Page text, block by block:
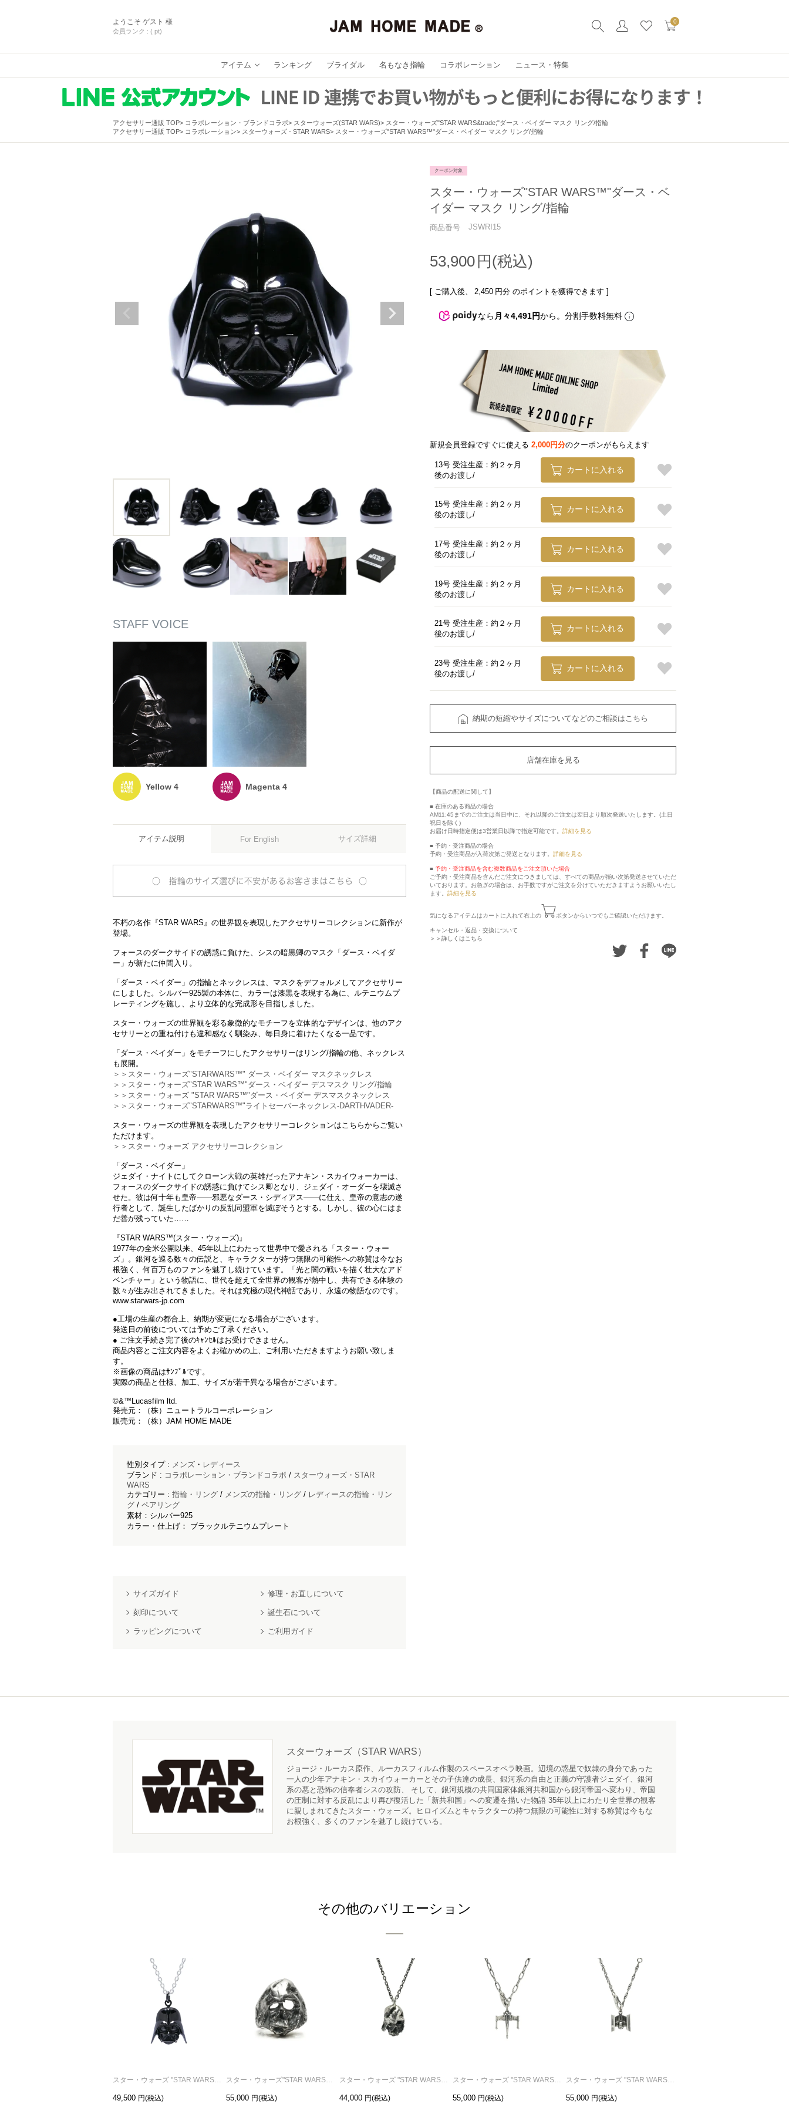
ようこそ ゲスト 様
会員ランク : ( pt)
0
アイテム ランキング ブライダル 名もなき指輪 コラボレーション ニュース・特集
アクセサリー通販 TOP コラボレーション・ブランドコラボ スターウォーズ(STAR WARS)
スター・ウォーズ"STAR WARS&trade;"ダース・ベイダー マスク リング/指輪
アクセサリー通販 TOP
コラボレーション スターウォーズ - STAR WARS スター・ウォーズ"STAR WARS™"ダース・ベイダー マスク リング/指輪
Yellow 4 Magenta 4
アイテム説明 For English サイズ詳細
不朽の名作『STAR WARS』の世界観を表現したアクセサリーコレクションに新作が
登場。
フォースのダークサイドの誘惑に負けた、シスの暗黒卿のマスク「ダース・ベイダ
ー」が新たに仲間入り。
「ダース・ベイダー」の指輪とネックレスは、マスクをデフォルメしてアクセサリー
にしました。シルバー925製の本体に、カラーは漆黒を表現する為に、ルテニウムプ
レーティングを施し、より立体的な完成形を目指しました。
スター・ウォーズの世界観を彩る象徴的なモチーフを立体的なデザインは、他のアク
セサリーとの重ね付けも違和感なく馴染み、毎日身に着けたくなる一品です。
「ダース・ベイダー」をモチーフにしたアクセサリーはリング/指輪の他、ネックレス
も展開。
＞＞スター・ウォーズ"STARWARS™" ダース・ベイダー マスクネックレス
＞＞スター・ウォーズ"STAR WARS™"ダース・ベイダー デスマスク リング/指輪
＞＞スター・ウォーズ "STAR WARS™"ダース・ベイダー デスマスクネックレス
＞＞スター・ウォーズ"STARWARS™"ライトセーバーネックレス-DARTHVADER-
スター・ウォーズの世界観を表現したアクセサリーコレクションはこちらからご覧い
ただけます。
＞＞スター・ウォーズ アクセサリーコレクション
「ダース・ベイダー」
ジェダイ・ナイトにしてクローン大戦の英雄だったアナキン・スカイウォーカーは、
フォースのダークサイドの誘惑に負けてシス卿となり、ジェダイ・オーダーを壊滅さ
せた。彼は何十年も皇帝――邪悪なダース・シディアス――に仕え、皇帝の意志の遂
行者として、誕生したばかりの反乱同盟軍を滅ぼそうとする。しかし、彼の心にはま
だ善が残っていた……
『STAR WARS™(スター・ウォーズ)』
1977年の全米公開以来、45年以上にわたって世界中で愛される「スター・ウォー
ズ」。銀河を巡る数々の伝説と、キャラクターが持つ無限の可能性への称賛は今なお
根強く、何百万ものファンを魅了し続けています。「光と闇の戦いを描く壮大なアド
ベンチャー」という物語に、世代を超えて全世界の観客が熱中し、共有できる体験の
数々が生み出されてきました。それは究極の現代神話であり、永遠の物語なのです。
www.starwars-jp.com
●工場の生産の都合上、納期が変更になる場合がございます。
発送日の前後については予めご了承ください。
● ご注文手続き完了後のｷｬﾝｾﾙはお受けできません。
商品内容とご注文内容をよくお確かめの上、ご利用いただきますようお願い致しま
す。
※画像の商品はｻﾝﾌﾟﾙです。
実際の商品と仕様、加工、サイズが若干異なる場合がございます。
©&™Lucasfilm ltd.
発売元：（株）ニュートラルコーポレーション
販売元：（株）JAM HOME MADE
性別タイプ : メンズ ・ レディース
ブランド : コラボレーション・ブランドコラボ / スターウォーズ・STAR
WARS
カテゴリー : 指輪・リング / メンズの指輪・リング / レディースの指輪・リン
グ / ペアリング
素材：シルバー925
カラー・仕上げ： ブラックルテニウムプレート
サイズガイド 修理・お直しについて
刻印について 誕生石について
ラッピングについて ご利用ガイド
クーポン対象
スター・ウォーズ"STAR WARS™"ダース・ベ
イダー マスク リング/指輪
商品番号 JSWRI15
53,900
[ ご購入後、 2,450 円分 のポイントを獲得できます ]
なら 月々4,491円から。分割手数料無料
新規会員登録ですぐに使える 2,000円分のクーポンがもらえます
13号 受注生産：約２ヶ月
後のお渡し
カートに入れる
15号 受注生産：約２ヶ月
後のお渡し
カートに入れる
17号 受注生産：約２ヶ月
後のお渡し
カートに入れる
19号 受注生産：約２ヶ月
後のお渡し
カートに入れる
21号 受注生産：約２ヶ月
後のお渡し
カートに入れる
23号 受注生産：約２ヶ月
後のお渡し
カートに入れる
納期の短縮やサイズについてなどのご相談はこちら
店舗在庫を見る
【商品の配送に関して】
■ 在庫のある商品の場合
AM11:45までのご注文は当日中に、それ以降のご注文は翌日より順次発送いたします。(土日
祝日を除く)
お届け日時指定便は3営業日以降で指定可能です。 詳細を見る
■ 予約・受注商品の場合
予約・受注商品が入荷次第ご発送となります。 詳細を見る
■ 予約・受注商品を含む複数商品をご注文頂いた場合
ご予約・受注商品を含んだご注文につきましては、すべての商品が揃い次第発送させていただ
いております。お急ぎの場合は、お手数ですがご注文を分けていただきますようお願いいたし
ます。 詳細を見る
気になるアイテムはカートに入れて右上の ボタンからいつでもご確認いただけます。
キャンセル・返品・交換について
＞＞詳しくはこちら
スターウォーズ（STAR WARS）
ジョージ・ルーカス原作、ルーカスフィルム作製のスペースオペラ映画。辺境の惑星で奴隷の身分であった
一人の少年アナキン・スカイウォーカーとその子供達の成長、銀河系の自由と正義の守護者ジェダイ、銀河
系の悪と恐怖の信奉者シスの攻防、 そして、銀河規模の共同国家体銀河共和国から銀河帝国へ変わり、帝国
の圧制に対する反乱により再び復活した「新共和国」への変遷を描いた物語 35年以上にわたり全世界の観客
に親しまれてきたスター・ウォーズ。ヒロイズムとキャラクターの持つ無限の可能性に対する称賛は今もな
お根強く、多くのファンを魅了し続けている。
その他のバリエーション
49,500 55,000 44,000 55,000 55,000